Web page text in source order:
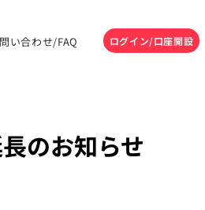
い合わせ/FAQ ログイン/口座開設
のお知らせ